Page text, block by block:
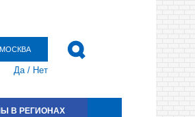
МОСКВА
Да/ Нет
В РЕГИОНАХ